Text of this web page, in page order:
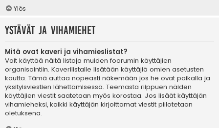
Ylös
Ystävät ja vihamiehet
Mitä ovat kaveri ja vihamieslistat?
Voit käyttää näitä listoja muiden foorumin käyttäjien
organisointiin. Kaverilistalle lisätään käyttäjiä omien asetusten
kautta. Tämä auttaa nopeasti näkemään jos he ovat paikalla ja
yksityisviestien lähettämisessä. Teemasta riippuen näiden
käyttäjien viestit saatetaan myös korostaa. Jos lisäät käyttäjän
vihamieheksi, kaikki käyttäjän kirjoittamat viestit piilotetaan
oletuksena.